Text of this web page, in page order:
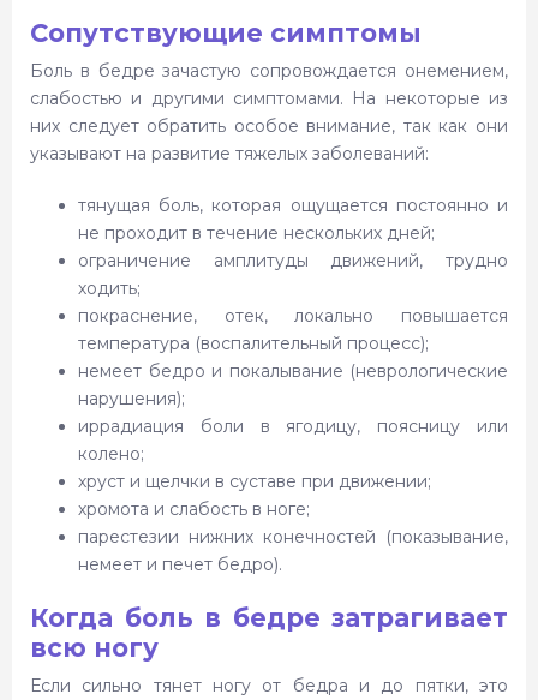
Сопутствующие симптомы
Боль в бедре зачастую сопровождается онемением,
слабостью и другими симптомами. На некоторые из
них следует обратить особое внимание, так как они
указывают на развитие тяжелых заболеваний:
тянущая боль, которая ощущается постоянно и
не проходит в течение нескольких дней;
ограничение амплитуды движений, трудно
ходить;
покраснение, отек, локально повышается
температура (воспалительный процесс);
немеет бедро и покалывание (неврологические
нарушения);
иррадиация боли в ягодицу, поясницу или
колено;
хруст и щелчки в суставе при движении;
хромота и слабость в ноге;
парестезии нижних конечностей (показывание,
немеет и печет бедро).
Когда боль в бедре затрагивает
всю ногу
Если сильно тянет ногу от бедра и до пятки, это